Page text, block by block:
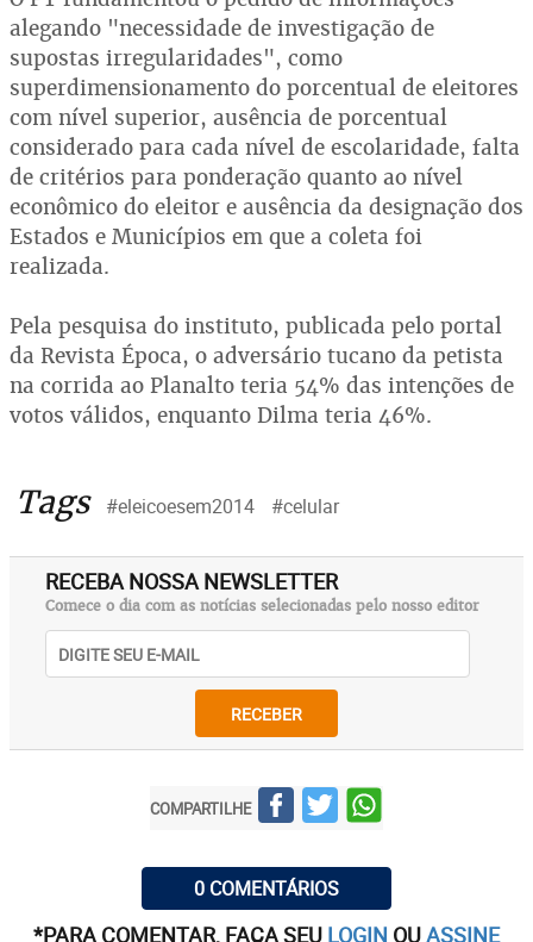
alegando "necessidade de investigação de
supostas irregularidades", como
superdimensionamento do porcentual de eleitores
com nível superior, ausência de porcentual
considerado para cada nível de escolaridade, falta
de critérios para ponderação quanto ao nível
econômico do eleitor e ausência da designação dos
Estados e Municípios em que a coleta foi
realizada.
Pela pesquisa do instituto, publicada pelo portal
da Revista Época, o adversário tucano da petista
na corrida ao Planalto teria 54% das intenções de
votos válidos, enquanto Dilma teria 46%.
Tags #eleicoesem2014 #celular
RECEBA NOSSA NEWSLETTER
Comece o dia com as notícias selecionadas pelo nosso editor
RECEBER
COMPARTILHE
0 COMENTÁRIOS
*PARA COMENTAR, FAÇA SEU LOGIN OUASSINE